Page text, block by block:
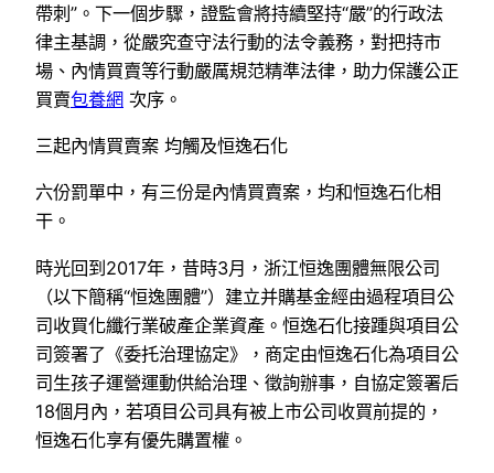
帶刺”。下一個步驟，證監會將持續堅持“嚴”的行政法
律主基調，從嚴究查守法行動的法令義務，對把持市
場、內情買賣等行動嚴厲規范精準法律，助力保護公正
買賣包養網 次序。
三起內情買賣案 均觸及恒逸石化
六份罰單中，有三份是內情買賣案，均和恒逸石化相
干。
時光回到2017年，昔時3月，浙江恒逸團體無限公司
（以下簡稱“恒逸團體”）建立并購基金經由過程項目公
司收買化纖行業破產企業資產。恒逸石化接踵與項目公
司簽署了《委托治理協定》，商定由恒逸石化為項目公
司生孩子運營運動供給治理、徵詢辦事，自協定簽署后
18個月內，若項目公司具有被上市公司收買前提的，
恒逸石化享有優先購置權。